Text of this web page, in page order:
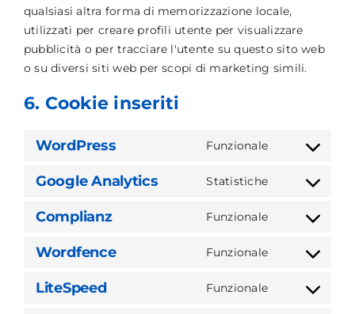
qualsiasi altra forma di memorizzazione locale,
utilizzati per creare profili utente per visualizzare
pubblicità o per tracciare l'utente su questo sito web
o su diversi siti web per scopi di marketing simili.
6. Cookie inseriti
WordPress Funzionale
Consent
service
wordpress
Google Analytics Statistiche
Consent
service
google-
Complianz Funzionale
Consent
service
complianz
Wordfence Funzionale
Consent
service
LiteSpeed Funzionale
Consent